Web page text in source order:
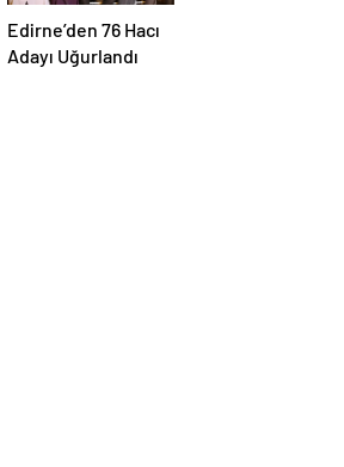
Edirne’den 76 Hacı
Adayı Uğurlandı